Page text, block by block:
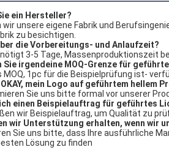
ein Hersteller?
wir unsere eigene Fabrik und
zu besichtigen.
die Vorbereitungs- und Anlaufzeit?
3-5 Tage, Massenproduktionszeit
Sie irgendeine MOQ-Grenze für
MOQ, 1pc für die Beispielprüfung ist-
OKAY, mein Logo auf geführtem hellem
Sie uns bitte formal vor unserer
ich einen Beispielauftrag für geführtes
wir Beispielauftrag, um Qualität zu
wir Unterstützung erhalten, wenn wir
Sie uns bitte, dass Ihre ausführliche
Lösung zu finden